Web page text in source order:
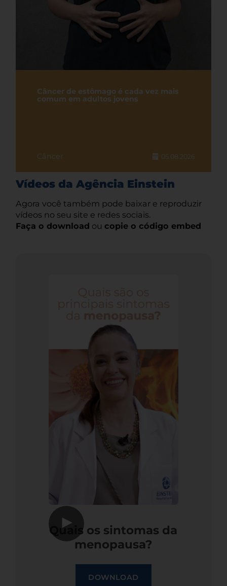
Câncer de estômago é cada vez mais
comum em adultos jovens
Câncer 05.08.2026
Vídeos da Agência Einstein
Agora você também pode baixar e reproduzir
vídeos no seu site e redes sociais.
Faça o download ou copie o código embed
▶
Quais os sintomas da
menopausa?
DOWNLOAD